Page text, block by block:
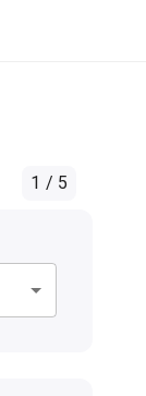
1 / 5